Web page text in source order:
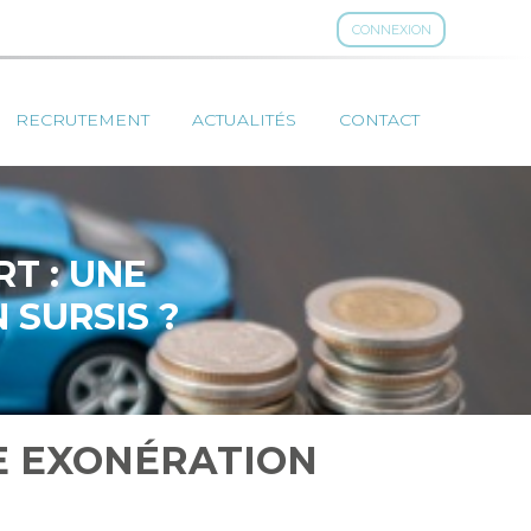
CONNEXION
RECRUTEMENT ACTUALITÉS CONTACT
: UNE
SURSIS ?
EXONÉRATION